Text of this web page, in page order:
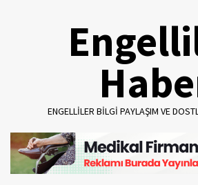
ENGELLILER BILGI PAYLAŞIM VE